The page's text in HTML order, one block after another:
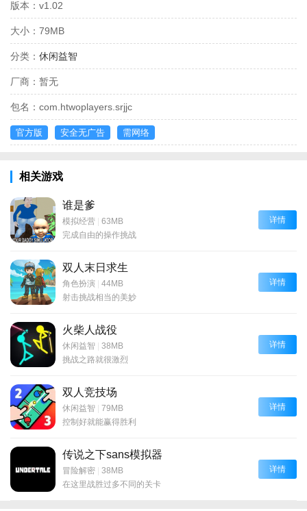
版本： v1.02
大小： 79MB
分类： 休闲益智
厂商： 暂无
包名： com.htwoplayers.srjjc
官方版 安全无广告 需网络
相关游戏
谁是爹
模拟经营 | 63MB
完成自由的操作挑战
详情
双人末日求生
角色扮演 | 44MB
射击挑战相当的美妙
详情
火柴人战役
休闲益智 | 38MB
挑战之路就很激烈
详情
双人竞技场
休闲益智 | 79MB
控制好就能赢得胜利
详情
传说之下sans模拟器
冒险解密 | 38MB
在这里战胜过多不同的关卡
详情